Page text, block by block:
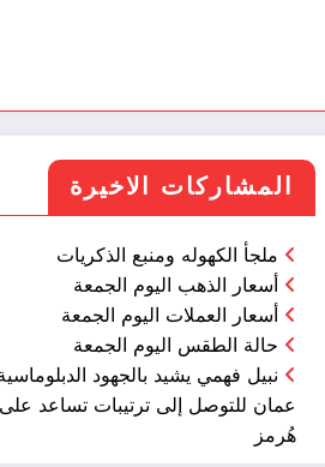
المشاركات الاخيرة
ملجأ الكهوله ومنبع الذكريات
أسعار الذهب اليوم الجمعة
أسعار العملات اليوم الجمعة
حالة الطقس اليوم الجمعة
نبيل فهمي يشيد بالجهود
عمان للتوصل إلى ترتيبات تساعد
هُرمز